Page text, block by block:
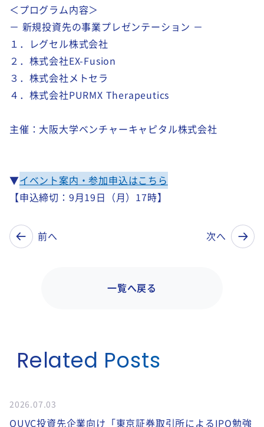
＜プログラム内容＞
－ 新規投資先の事業プレゼンテーション －
１．レグセル株式会社
２．株式会社EX-Fusion
３．株式会社メトセラ
４．株式会社PURMX Therapeutics
主催：大阪大学ベンチャーキャピタル株式会社
▼イベント案内・参加申込はこちら
【申込締切：9月19日（月）17時】
前へ
一覧へ戻る
次へ
Related Posts
2026.07.03
OUVC投資先企業向け「東京証券取引所によるIPO勉強